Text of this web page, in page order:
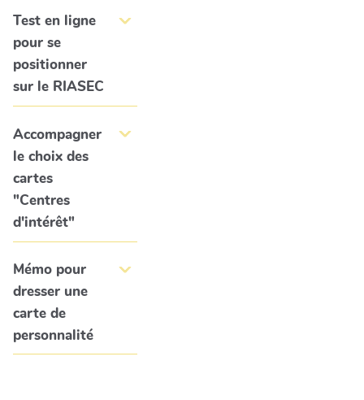
Test en ligne
pour se
positionner
sur le RIASEC
Accompagner
le choix des
cartes
"Centres
d'intérêt"
Mémo pour
dresser une
carte de
personnalité